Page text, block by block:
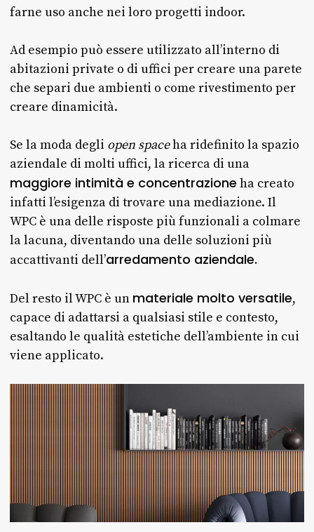
farne uso anche nei loro progetti indoor.
Ad esempio può essere utilizzato all’interno di
abitazioni private o di uffici per creare una parete
che separi due ambienti o come rivestimento per
creare dinamicità.
Se la moda degli open spaceha ridefinito la spazio
aziendale di molti uffici, la ricerca di una
maggiore intimità e concentrazione ha creato
infatti l’esigenza di trovare una mediazione. Il
WPC è una delle risposte più funzionali a colmare
la lacuna, diventando una delle soluzioni più
accattivanti dell’arredamento aziendale.
Del resto il WPC è un materiale molto versatile,
capace di adattarsi a qualsiasi stile e contesto,
esaltando le qualità estetiche dell’ambiente in cui
viene applicato.